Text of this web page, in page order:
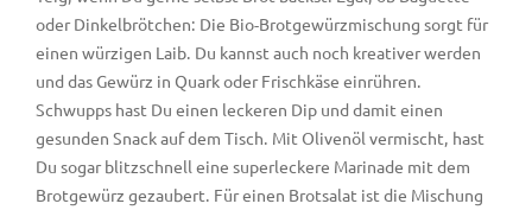
oder Dinkelbrötchen: Die Bio-Brotgewürzmischung sorgt für
einen würzigen Laib. Du kannst auch noch kreativer werden
und das Gewürz in Quark oder Frischkäse einrühren.
Schwupps hast Du einen leckeren Dip und damit einen
gesunden Snack auf dem Tisch. Mit Olivenöl vermischt, hast
Du sogar blitzschnell eine superleckere Marinade mit dem
Brotgewürz gezaubert. Für einen Brotsalat ist die Mischung